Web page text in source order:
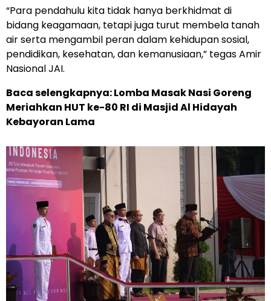
“Para pendahulu kita tidak hanya berkhidmat di
bidang keagamaan, tetapi juga turut membela tanah
air serta mengambil peran dalam kehidupan sosial,
pendidikan, kesehatan, dan kemanusiaan,” tegas Amir
Nasional JAI.
Baca selengkapnya:Lomba Masak Nasi Goreng
Meriahkan HUT ke-80 RI di Masjid Al Hidayah
Kebayoran Lama